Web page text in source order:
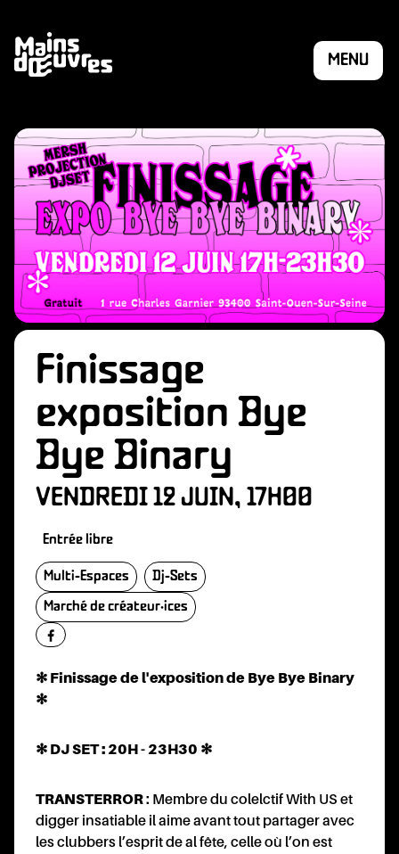
MENU
Finissage
exposition Bye
Bye Binary
VENDREDI 12 JUIN, 17H00
Entrée libre
Multi-Espaces Dj-Sets
Marché de créateur·ices
✻ Finissage de l'exposition de Bye Bye Binary
✻
✻ DJ SET : 20H - 23H30 ✻
TRANSTERROR: Membre du colelctif With US et
digger insatiable il aime avant tout partager avec
les clubbers l’esprit de al fête, celle où l’on est